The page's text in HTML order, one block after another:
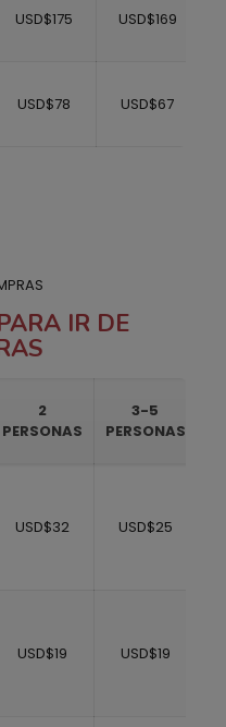
USD$175 USD$169
USD$78 USD$67
IR DE
2
PERSONAS
3-5
PERSONAS
USD$32 USD$25
USD$19 USD$19